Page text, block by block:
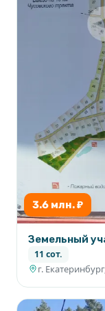
3.6 млн. ₽
Земельный
11 сот.